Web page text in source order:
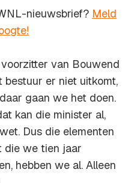
nieuwsbrief? Meld
van Bouwend
bestuur er niet uitkomt,
gaan we het doen.
kan die minister al,
Dus die elementen
die we tien jaar
hebben we al. Alleen